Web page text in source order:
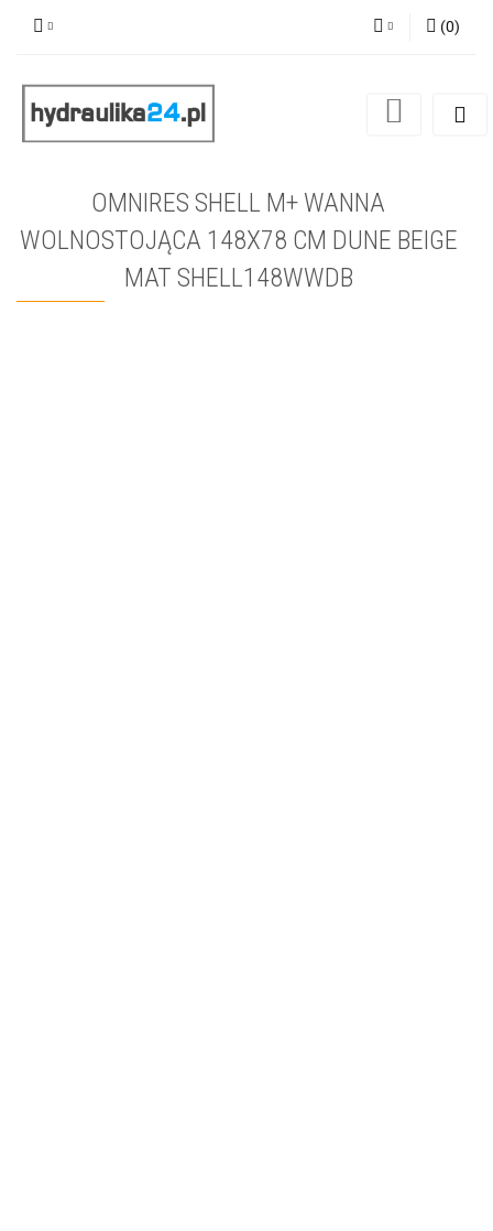
Zarejestruj się
(0)
OMNIRES SHELL M+ WANNA
WOLNOSTOJĄCA 148X78 CM DUNE BEIGE
MAT SHELL148WWDB